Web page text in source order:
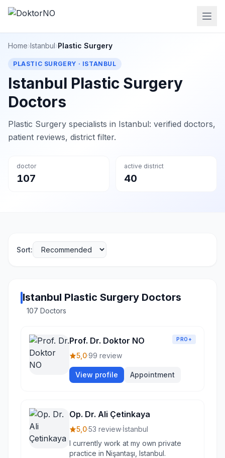
Home›Istanbul›Plastic Surgery
PLASTIC SURGERY · ISTANBUL
Istanbul Plastic Surgery
Doctors
Plastic Surgery specialists in Istanbul: verified doctors,
patient reviews, district filter.
doctor
107
active district
40
Sort:
Istanbul Plastic Surgery Doctors
107 Doctors
Prof. Dr. Doktor NO PRO+
5,0·99 review
View profile Appointment
Op. Dr. Ali Çetinkaya
5,0·53 review·İstanbul
I currently work at my own private
practice in Nişantaşı, Istanbul.